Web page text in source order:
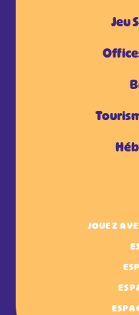
Jeu
JOUEZ